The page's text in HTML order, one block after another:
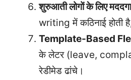
शुरुआती लोगों के लिए
writing में कठिनाई होती
Template-Based
के लेटर (leave,
रेडीमेड ढांचे।